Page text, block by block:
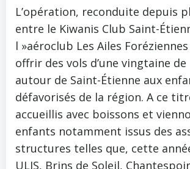
L’opération, reconduite depuis
entre le Kiwanis Club Saint-
l »aéroclub Les Ailes
offrir des vols d’une vingtaine
autour de Saint-Étienne aux
défavorisés de la région. A ce
accueillis avec boissons et
enfants notamment issus des
structures telles que, cette
ULIS, Brins de Soleil,